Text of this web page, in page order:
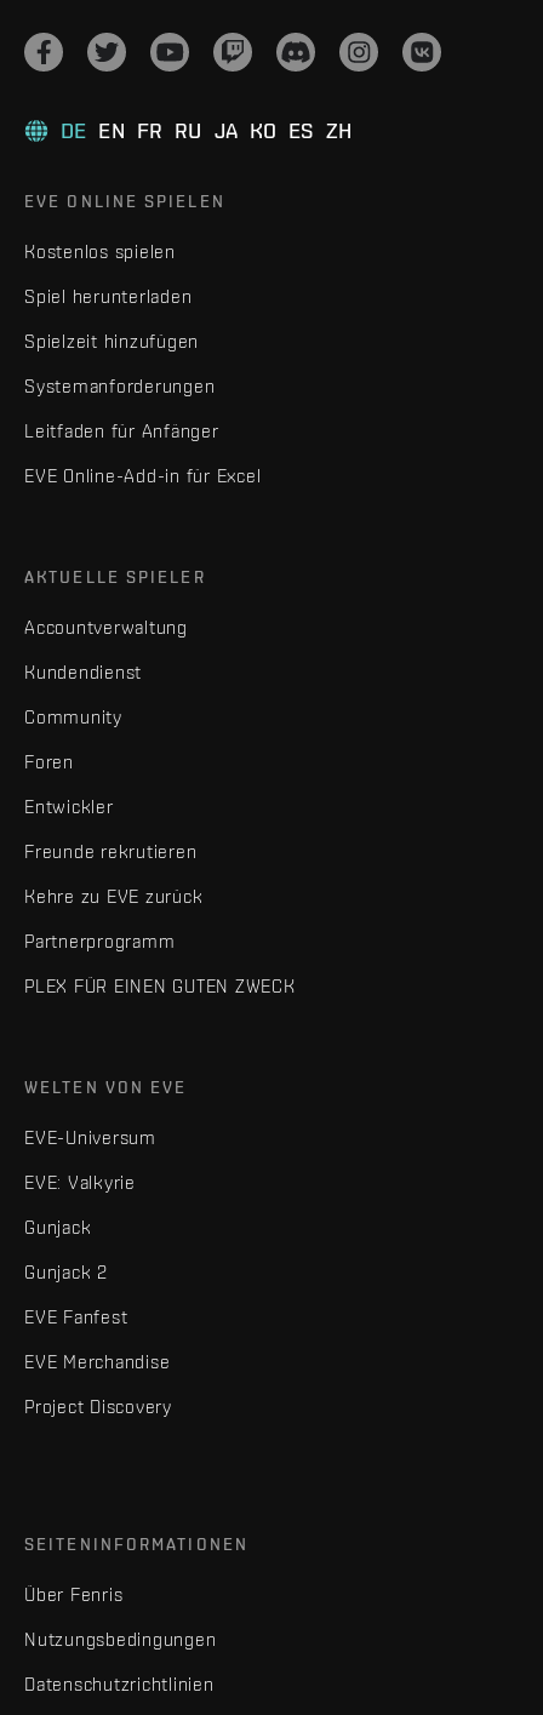
DE EN FR RU JA KO ES ZH
EVE ONLINE SPIELEN
Kostenlos spielen
Spiel herunterladen
Spielzeit hinzufügen
Systemanforderungen
Leitfaden für Anfänger
EVE Online-Add-in für Excel
AKTUELLE SPIELER
Accountverwaltung
Kundendienst
Community
Foren
Entwickler
Freunde rekrutieren
Kehre zu EVE zurück
Partnerprogramm
PLEX FÜR EINEN GUTEN ZWECK
WELTEN VON EVE
EVE-Universum
EVE: Valkyrie
Gunjack
Gunjack 2
EVE Fanfest
EVE Merchandise
Project Discovery
SEITENINFORMATIONEN
Über Fenris
Nutzungsbedingungen
Datenschutzrichtlinien